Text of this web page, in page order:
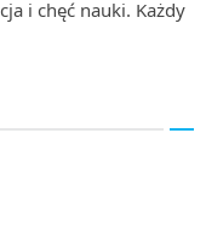
i chęć nauki. Każdy